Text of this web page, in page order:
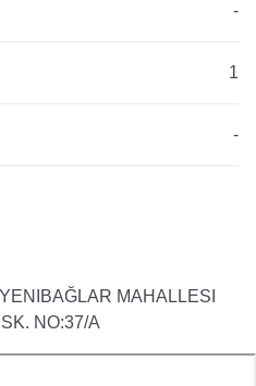
-
1
-
MAHALLESI
NO:37/A